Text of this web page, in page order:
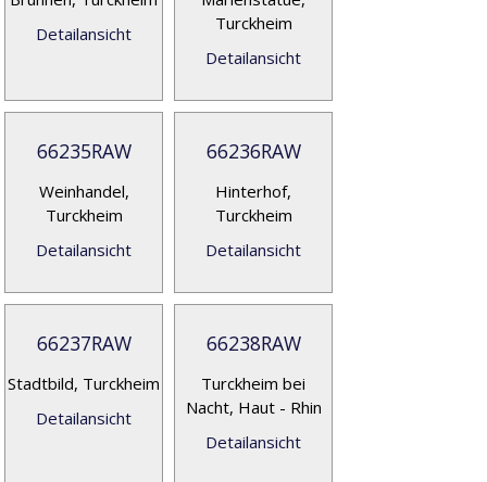
Detailansicht
Turckheim
Detailansicht
66235RAW
Weinhandel,
Turckheim
Detailansicht
66236RAW
Hinterhof,
Turckheim
Detailansicht
66237RAW
Stadtbild, Turckheim
Detailansicht
66238RAW
Turckheim bei
Nacht, Haut - Rhin
Detailansicht